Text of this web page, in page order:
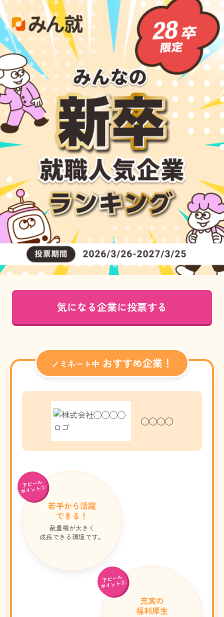
気になる企業に投票する
ノミネート中 おすすめ企業！
◯◯◯◯
アピール
ポイント①
若手から活躍
できる！
裁量権が大きく
成長できる環境です。
アピール
ポイント②
充実の
福利厚生